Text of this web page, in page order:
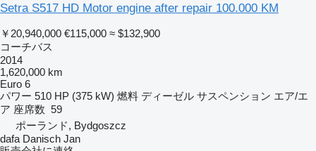
Setra S517 HD Motor engine after repair 100.000 KM
￥20,940,000 €115,000 ≈ $132,900
コーチバス
2014
1,620,000 km
Euro 6
パワー 510 HP (375 kW) 燃料 ディーゼル サスペンション エア/エ
ア 座席数 59
ポーランド, Bydgoszcz
dafa Danisch Jan